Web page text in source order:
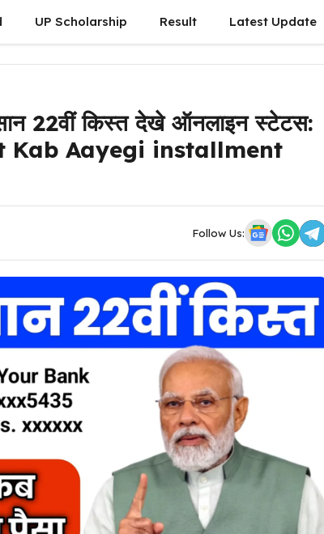
UP Scholarship Result Latest Update
22वीं किस्त देखे ऑनलाइन स्टेटस:
Kab Aayegi installment
Follow Us: